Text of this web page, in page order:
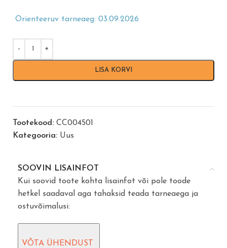
Orienteeruv tarneaeg: 03.09.2026
LISA KORVI
Tootekood: CC004501
Kategooria: Uus
SOOVIN LISAINFOT
Kui soovid toote kohta lisainfot või pole toode
hetkel saadaval aga tahaksid teada tarneaega ja
ostuvõimalusi:
VÕTA ÜHENDUST